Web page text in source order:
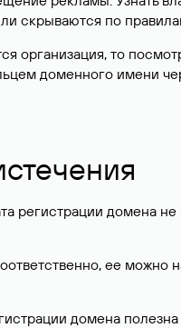
скрываются по
организация, то
доменного имени
регистрации домена не
ее можно
домена